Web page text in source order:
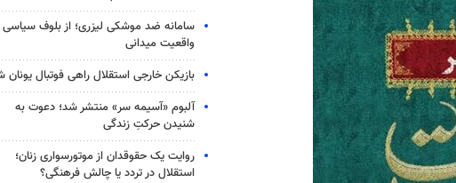
سامانه ضد موشکی لیزری؛ از بلوف سیاسی
واقعیت میدانی
بازیکن خارجی استقلال راهی فوتبال یونان
آلبوم «آسیمه سر» منتشر شد؛ دعوت به
شنیدن حرکتِ زندگی
روایت یک حقوقدان از موتورسواری زنان؛
استقلال در تردد یا چالش فرهنگی؟